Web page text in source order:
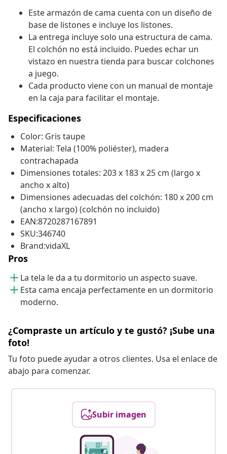
Este armazón de cama cuenta con un diseño de
base de listones e incluye los listones.
La entrega incluye solo una estructura de cama.
El colchón no está incluido. Puedes echar un
vistazo en nuestra tienda para buscar colchones
a juego.
Cada producto viene con un manual de montaje
en la caja para facilitar el montaje.
Especificaciones
Color: Gris taupe
Material: Tela (100% poliéster), madera
contrachapada
Dimensiones totales: 203 x 183 x 25 cm (largo x
ancho x alto)
Dimensiones adecuadas del colchón: 180 x 200 cm
(ancho x largo) (colchón no incluido)
EAN:8720287167891
SKU:346740
Brand:vidaXL
Pros
La tela le da a tu dormitorio un aspecto suave.
Esta cama encaja perfectamente en un dormitorio
moderno.
¿Compraste un artículo y te gustó? ¡Sube una
foto!
Tu foto puede ayudar a otros clientes. Usa el enlace de
abajo para comenzar.
Subir imagen